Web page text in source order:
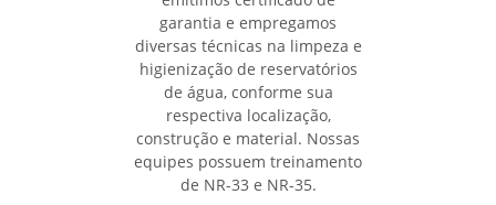
garantia e empregamos
diversas técnicas na limpeza e
higienização de reservatórios
de água, conforme sua
respectiva localização,
construção e material. Nossas
equipes possuem treinamento
de NR-33 e NR-35.